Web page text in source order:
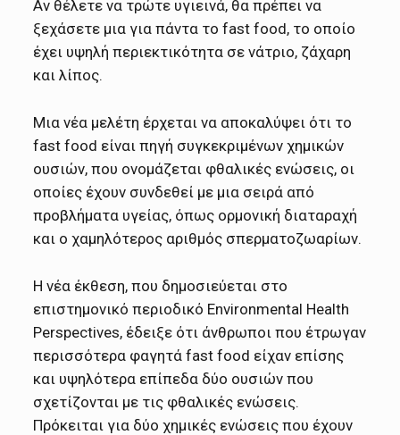
Αν θέλετε να τρώτε υγιεινά, θα πρέπει να
ξεχάσετε μια για πάντα το fast food, το οποίο
έχει υψηλή περιεκτικότητα σε νάτριο, ζάχαρη
και λίπος.
Μια νέα μελέτη έρχεται να αποκαλύψει ότι το
fast food είναι πηγή συγκεκριμένων χημικών
ουσιών, που ονομάζεται φθαλικές ενώσεις, οι
οποίες έχουν συνδεθεί με μια σειρά από
προβλήματα υγείας, όπως ορμονική διαταραχή
και ο χαμηλότερος αριθμός σπερματοζωαρίων.
Η νέα έκθεση, που δημοσιεύεται στο
επιστημονικό περιοδικό Environmental Health
Perspectives, έδειξε ότι άνθρωποι που έτρωγαν
περισσότερα φαγητά fast food είχαν επίσης
και υψηλότερα επίπεδα δύο ουσιών που
σχετίζονται με τις φθαλικές ενώσεις.
Πρόκειται για δύο χημικές ενώσεις που έχουν